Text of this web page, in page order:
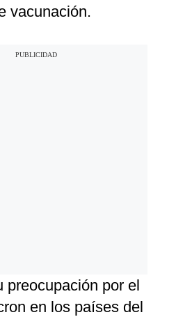
vacunación.
preocupación por el
en los países del